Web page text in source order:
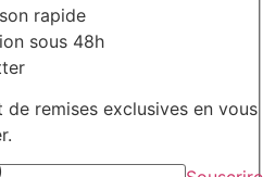
rapide
sous 48h
remises exclusives en vous